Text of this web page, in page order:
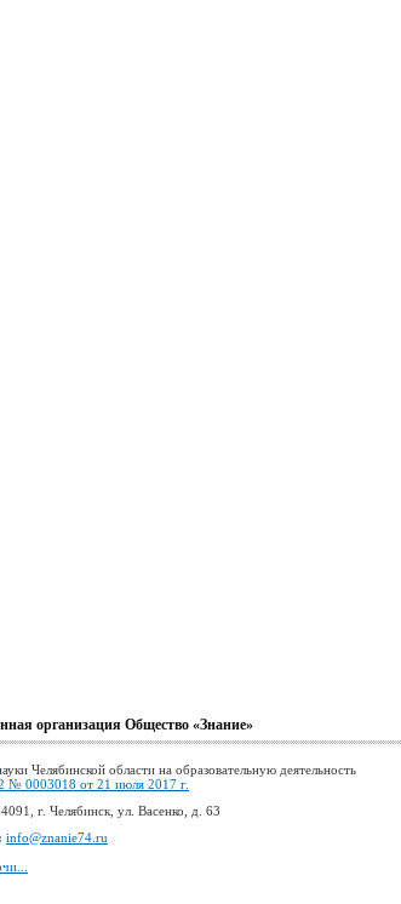
организация Общество «Знание»
Челябинской области на образовательную деятельность
№ 0003018 от 21 июля 2017 г.
г. Челябинск, ул. Васенко, д. 63
info@znanie74.ru